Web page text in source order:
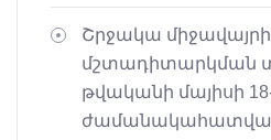
Շրջակա
մշտադիտարկման
թվականի մայիսի